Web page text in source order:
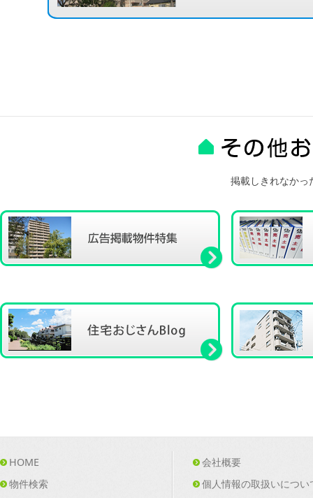
掲載しきれなかっ
HOME
物件検索
会社概要
個人情報の取扱いについ